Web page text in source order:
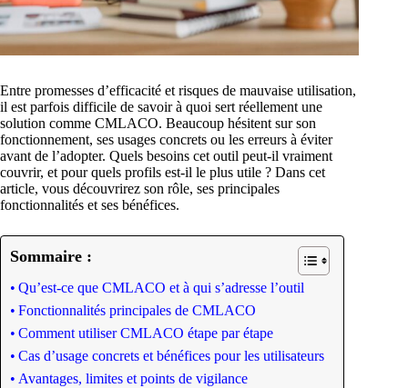
Entre promesses d’efficacité et risques de mauvaise utilisation,
il est parfois difficile de savoir à quoi sert réellement une
solution comme CMLACO. Beaucoup hésitent sur son
fonctionnement, ses usages concrets ou les erreurs à éviter
avant de l’adopter. Quels besoins cet outil peut-il vraiment
couvrir, et pour quels profils est-il le plus utile ? Dans cet
article, vous découvrirez son rôle, ses principales
fonctionnalités et ses bénéfices.
Sommaire :
Qu’est-ce que CMLACO et à qui s’adresse l’outil
Fonctionnalités principales de CMLACO
Comment utiliser CMLACO étape par étape
Cas d’usage concrets et bénéfices pour les utilisateurs
Avantages, limites et points de vigilance